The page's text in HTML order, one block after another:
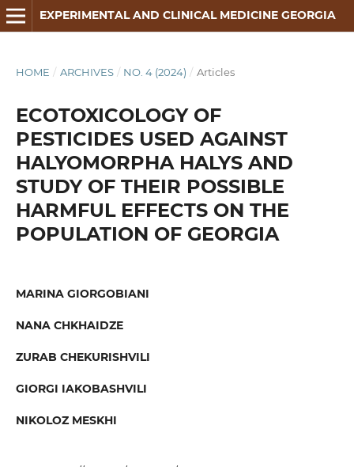
EXPERIMENTAL AND CLINICAL MEDICINE GEORGIA
HOME / ARCHIVES / NO. 4 (2024) / Articles
ECOTOXICOLOGY OF
PESTICIDES USED AGAINST
HALYOMORPHA HALYS AND
STUDY OF THEIR POSSIBLE
HARMFUL EFFECTS ON THE
POPULATION OF GEORGIA
MARINA GIORGOBIANI
NANA CHKHAIDZE
ZURAB CHEKURISHVILI
GIORGI IAKOBASHVILI
NIKOLOZ MESKHI